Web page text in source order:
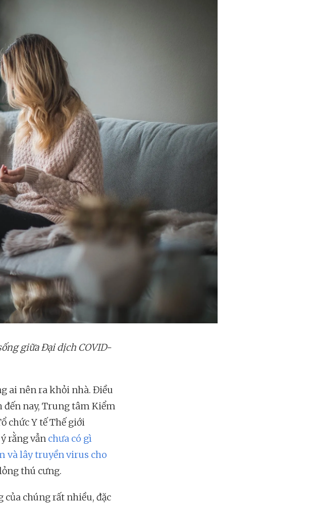
giữa Đại dịch COVID-
ai nên ra khỏi nhà. Điều
đến nay, Trung tâm Kiểm
chức Y tế Thế giới
rằng vẫn chưa có gì
và lây truyền virus cho
thú cưng.
của chúng rất nhiều, đặc